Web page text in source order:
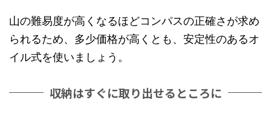
山の難易度が高くなるほどコンパスの正確さが求め
られるため、多少価格が高くとも、安定性のあるオ
イル式を使いましょう。
収納はすぐに取り出せるところに